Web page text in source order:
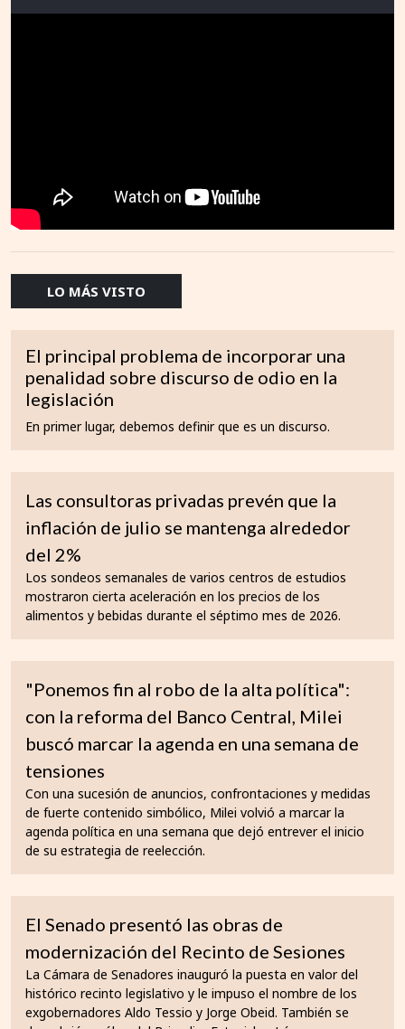
LO MÁS VISTO
El principal problema de incorporar una
penalidad sobre discurso de odio en la
legislación
En primer lugar, debemos definir que es un discurso.
Las consultoras privadas prevén que la
inflación de julio se mantenga alrededor
del 2%
Los sondeos semanales de varios centros de estudios
mostraron cierta aceleración en los precios de los
alimentos y bebidas durante el séptimo mes de 2026.
"Ponemos fin al robo de la alta política":
con la reforma del Banco Central, Milei
buscó marcar la agenda en una semana de
tensiones
Con una sucesión de anuncios, confrontaciones y medidas
de fuerte contenido simbólico, Milei volvió a marcar la
agenda política en una semana que dejó entrever el inicio
de su estrategia de reelección.
El Senado presentó las obras de
modernización del Recinto de Sesiones
La Cámara de Senadores inauguró la puesta en valor del
histórico recinto legislativo y le impuso el nombre de los
exgobernadores Aldo Tessio y Jorge Obeid. También se